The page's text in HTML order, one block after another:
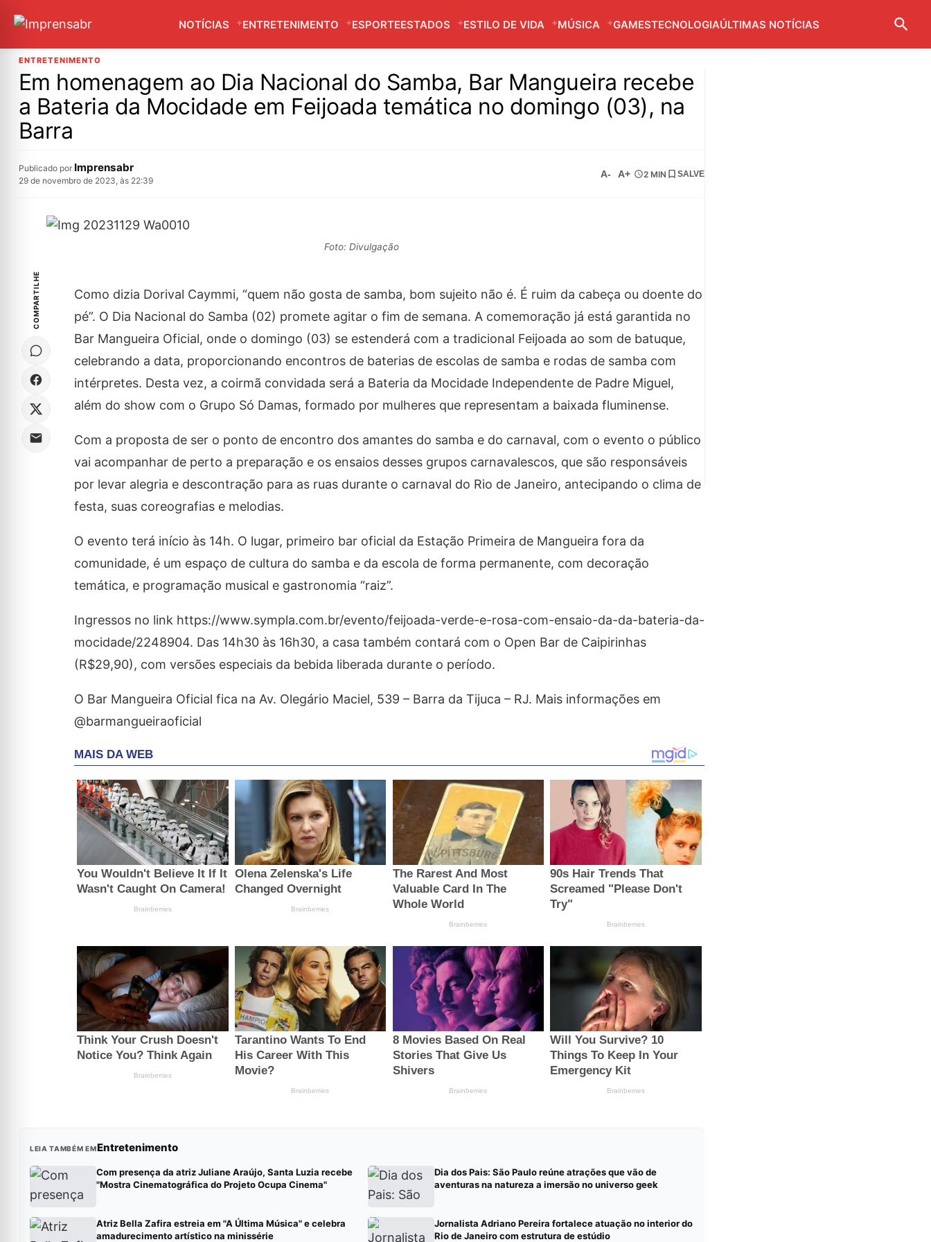
NOTÍCIAS ENTRETENIMENTO ESPORTEESTADOS ESTILO DE VIDA MÚSICA GAMESTECNOLOGIAÚLTIMAS NOTÍCIAS
ENTRETENIMENTO
Em homenagem ao Dia Nacional do Samba, Bar Mangueira recebe
a Bateria da Mocidade em Feijoada temática no domingo (03), na
Barra
Publicado por Imprensabr
29 de novembro de 2023, às 22:39
A- A+ 2 MIN SALVE
Foto: Divulgação
COMPARTILHE
Como dizia Dorival Caymmi, “quem não gosta de samba, bom sujeito não é. É ruim da cabeça ou doente do
pé”. O Dia Nacional do Samba (02) promete agitar o fim de semana. A comemoração já está garantida no
Bar Mangueira Oficial, onde o domingo (03) se estenderá com a tradicional Feijoada ao som de batuque,
celebrando a data, proporcionando encontros de baterias de escolas de samba e rodas de samba com
intérpretes. Desta vez, a coirmã convidada será a Bateria da Mocidade Independente de Padre Miguel,
além do show com o Grupo Só Damas, formado por mulheres que representam a baixada fluminense.
Com a proposta de ser o ponto de encontro dos amantes do samba e do carnaval, com o evento o público
vai acompanhar de perto a preparação e os ensaios desses grupos carnavalescos, que são responsáveis
por levar alegria e descontração para as ruas durante o carnaval do Rio de Janeiro, antecipando o clima de
festa, suas coreografias e melodias.
O evento terá início às 14h. O lugar, primeiro bar oficial da Estação Primeira de Mangueira fora da
comunidade, é um espaço de cultura do samba e da escola de forma permanente, com decoração
temática, e programação musical e gastronomia “raiz”.
Ingressos no link https://www.sympla.com.br/evento/feijoada-verde-e-rosa-com-ensaio-da-da-bateria-da-
mocidade/2248904. Das 14h30 às 16h30, a casa também contará com o Open Bar de Caipirinhas
(R$29,90), com versões especiais da bebida liberada durante o período.
O Bar Mangueira Oficial fica na Av. Olegário Maciel, 539 – Barra da Tijuca – RJ. Mais informações em
@barmangueiraoficial
LEIA TAMBÉM EMEntretenimento
Com presença da atriz Juliane Araújo, Santa Luzia recebe
"Mostra Cinematográfica do Projeto Ocupa Cinema"
Dia dos Pais: São Paulo reúne atrações que vão de
aventuras na natureza a imersão no universo geek
Atriz Bella Zafira estreia em "A Última Música" e celebra
amadurecimento artístico na minissérie
Jornalista Adriano Pereira fortalece atuação no interior do
Rio de Janeiro com estrutura de estúdio